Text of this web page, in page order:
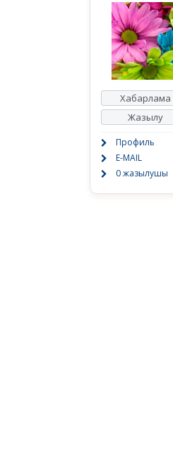
Хабарлама
Жазылу
Профиль
E-MAIL
0 жазылушы